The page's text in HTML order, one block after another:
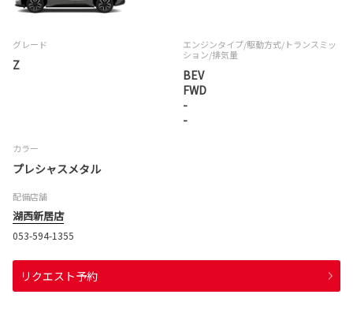
グレード
Z
エンジンタイプ/駆動方式/トランスミッ
ション/排気量
BEV
FWD
-
-
カラー
プレシャスメタル
配備店舗
湖西新居店
053-594-1355
リクエスト予約